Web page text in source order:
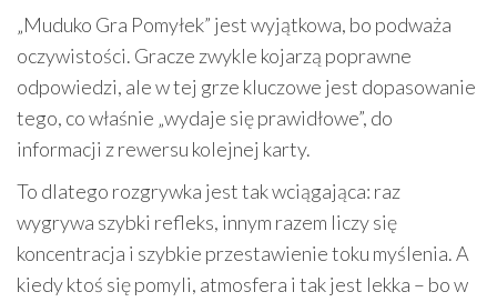
„Muduko Gra Pomyłek” jest wyjątkowa, bo podważa
oczywistości. Gracze zwykle kojarzą poprawne
odpowiedzi, ale w tej grze kluczowe jest dopasowanie
tego, co właśnie „wydaje się prawidłowe”, do
informacji z rewersu kolejnej karty.
To dlatego rozgrywka jest tak wciągająca: raz
wygrywa szybki refleks, innym razem liczy się
koncentracja i szybkie przestawienie toku myślenia. A
kiedy ktoś się pomyli, atmosfera i tak jest lekka – bo w